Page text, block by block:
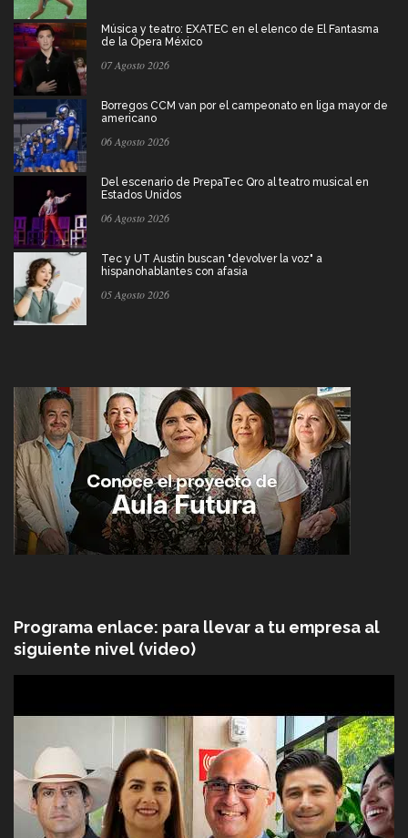
Música y teatro: EXATEC en el elenco de El Fantasma
de la Ópera México
07 Agosto 2026
Borregos CCM van por el campeonato en liga mayor de
americano
06 Agosto 2026
Del escenario de PrepaTec Qro al teatro musical en
Estados Unidos
06 Agosto 2026
Tec y UT Austin buscan "devolver la voz" a
hispanohablantes con afasia
05 Agosto 2026
Programa enlace: para llevar a tu empresa al
siguiente nivel (video)